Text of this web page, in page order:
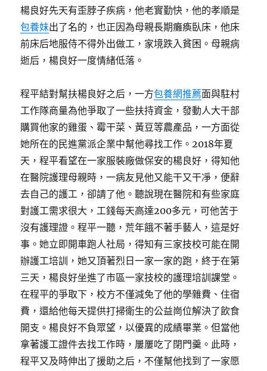
楊良好先天有歪脖子疾病，他老實勤快，他的孝順是
包養妹出了名的，也正因為母親長期癱瘓臥床，他床
前床后地服侍不得外出做工，家境跌入貧困。母親病
逝后，楊良好一度情緒低落。
程平結對幫扶楊良好之后，一方包養網推薦面與駐村
工作隊商量為他爭取了一些扶持資金，發動人大干部
購買他家的雞蛋、霉干菜、黃豆等農產品，一方面從
她所在的民進黨派企業中幫他尋找工作。2018年夏
天，程平看望在一家服裝廠做保安的楊良好，得知他
在醫院護理母親時，一病友見他又能干又干凈，便辭
去自己的護工，卻請了他。聽說現在醫院和有些家庭
對護工需求很大，工錢每天高達200多元，可他苦于
沒有護理證。程平一聽，荒年餓不著手藝人，這是好
事。她立即開車跑人社局，得知有三家技校可能在開
辦護工培訓，她又頂著烈日一家一家的跑，終于在第
三天，楊良好坐進了市區一家技校的護理培訓課堂。
在程平的爭取下，校方不僅減免了他的學雜費、住宿
費，還給他每天提供打掃衛生的公益崗位解決了飲食
開支。楊良好不負眾望，以優異的成績畢業。但當他
拿著護工證件去找工作時，屢屢吃了閉門羹。此時，
程平又及時伸出了援助之后，不僅幫他找到了一家愿